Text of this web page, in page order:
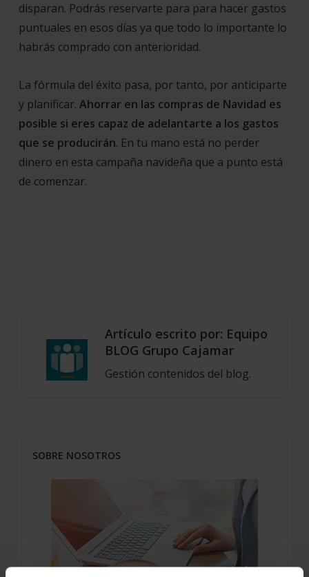
disparan. Podrás reservarte para para hacer gastos
puntuales en esos días ya que todo lo importante lo
habrás comprado con anterioridad.
La fórmula del éxito pasa, por tanto, por anticiparte
y planificar. Ahorrar en las compras de Navidad es
posible si eres capaz de adelantarte a los gastos
que se producirán. En tu mano está no perder
dinero en esta campaña navideña que a punto está
de comenzar.
Artículo escrito por: Equipo
BLOG Grupo Cajamar
Gestión contenidos del blog.
SOBRE NOSOTROS